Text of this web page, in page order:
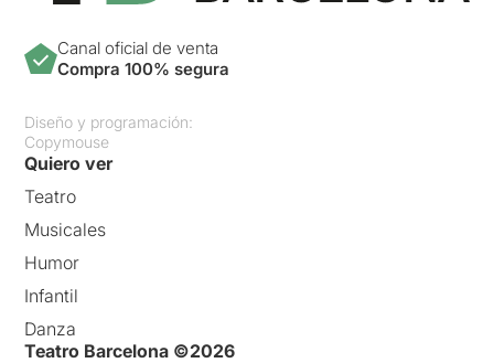
Canal oficial de venta
Compra 100% segura
Diseño y programación:
Copymouse
Quiero ver
Teatro
Musicales
Humor
Infantil
Danza
Teatro Barcelona ©2026